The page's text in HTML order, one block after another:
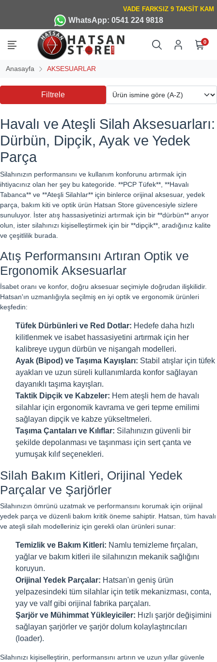
WhatsApp: 0541 224 9818
0
Anasayfa AKSESUARLAR
Filtrele
Havalı ve Ateşli Silah Aksesuarları:
Dürbün, Dipçik, Ayak ve Yedek
Parça
Silahınızın performansını ve kullanım konforunu artırmak için
ihtiyacınız olan her şey bu kategoride. **PCP Tüfek**, **Havalı
Tabanca** ve **Ateşli Silahlar** için binlerce orijinal aksesuar, yedek
parça, bakım kiti ve optik ürün Hatsan Store güvencesiyle sizlere
sunuluyor. İster atış hassasiyetinizi artırmak için bir **dürbün** arıyor
olun, ister silahınızı kişiselleştirmek için bir **dipçik**, aradığınız kalite
ve çeşitlilik burada.
Atış Performansını Artıran Optik ve
Ergonomik Aksesuarlar
İsabet oranı ve konfor, doğru aksesuar seçimiyle doğrudan ilişkilidir.
Hatsan'ın uzmanlığıyla seçilmiş en iyi optik ve ergonomik ürünleri
keşfedin:
Tüfek Dürbünleri ve Red Dotlar: Hedefe daha hızlı
kilitlenmek ve isabet hassasiyetini artırmak için her
kalibreye uygun dürbün ve nişangah modelleri.
Ayak (Bipod) ve Taşıma Kayışları: Stabil atışlar için tüfek
ayakları ve uzun süreli kullanımlarda konfor sağlayan
dayanıklı taşıma kayışları.
Taktik Dipçik ve Kabzeler: Hem ateşli hem de havalı
silahlar için ergonomik kavrama ve geri tepme emilimi
sağlayan dipçik ve kabze yükseltmeleri.
Taşıma Çantaları ve Kılıflar: Silahınızın güvenli bir
şekilde depolanması ve taşınması için sert çanta ve
yumuşak kılıf seçenekleri.
Silah Bakım Kitleri, Orijinal Yedek
Parçalar ve Şarjörler
Silahınızın ömrünü uzatmak ve performansını korumak için orijinal
yedek parça ve düzenli bakım kritik öneme sahiptir. Hatsan, tüm havalı
ve ateşli silah modelleriniz için gerekli olan ürünleri sunar:
Temizlik ve Bakım Kitleri: Namlu temizleme fırçaları,
yağlar ve bakım kitleri ile silahınızın mekanik sağlığını
koruyun.
Orijinal Yedek Parçalar: Hatsan'ın geniş ürün
yelpazesindeki tüm silahlar için tetik mekanizması, conta,
yay ve valf gibi orijinal fabrika parçaları.
Şarjör ve Mühimmat Yükleyiciler: Hızlı şarjör değişimini
sağlayan şarjörler ve şarjör dolum kolaylaştırıcıları
(loader).
Silahınızı kişiselleştirin, performansını artırın ve uzun yıllar güvenle